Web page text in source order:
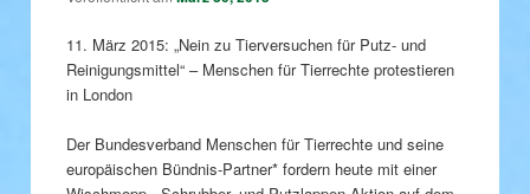
11. März 2015: „Nein zu Tierversuchen für Putz- und
Reinigungsmittel“ – Menschen für Tierrechte protestieren
in London
Der Bundesverband Menschen für Tierrechte und seine
europäischen Bündnis-Partner* fordern heute mit einer